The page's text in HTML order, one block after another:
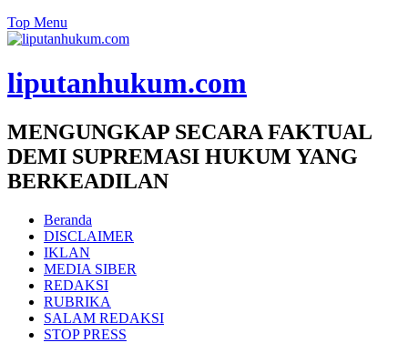
Top Menu
liputanhukum.com
MENGUNGKAP SECARA FAKTUAL
DEMI SUPREMASI HUKUM YANG
BERKEADILAN
Beranda
DISCLAIMER
IKLAN
MEDIA SIBER
REDAKSI
RUBRIKA
SALAM REDAKSI
STOP PRESS